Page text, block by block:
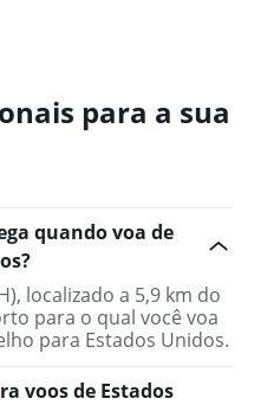
para a sua
quando voa de
localizado a 5,9 km do
para o qual você voa
para Estados Unidos.
voos de Estados